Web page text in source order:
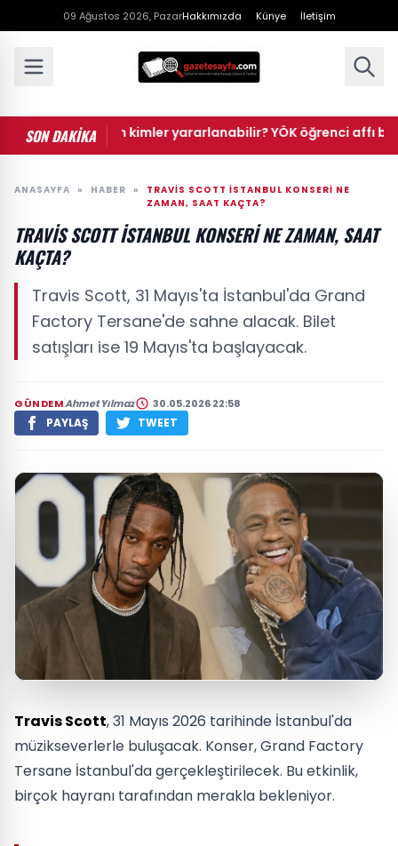
09 Ağustos 2026, PazarHakkımızda Künye İletişim
SON DAKİKA
affından kimler yararlanabilir? YÖK öğrenci affı
ANASAYFA » HABER »
TRAVIS SCOTT İSTANBUL KONSERI NE
ZAMAN, SAAT KAÇTA?
TRAVIS SCOTT İSTANBUL KONSERI NE ZAMAN, SAAT
KAÇTA?
Travis Scott, 31 Mayıs'ta İstanbul'da Grand
Factory Tersane'de sahne alacak. Bilet
satışları ise 19 Mayıs'ta başlayacak.
GÜNDEMAhmet Yılmaz 30.05.2026 22:58
PAYLAŞ TWEET
Travis Scott, 31 Mayıs 2026 tarihinde İstanbul'da
müzikseverlerle buluşacak. Konser, Grand Factory
Tersane İstanbul'da gerçekleştirilecek. Bu etkinlik,
birçok hayranı tarafından merakla bekleniyor.